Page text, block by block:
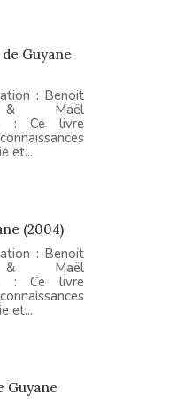
Guyane
: Benoit
Maël
: Ce livre
et...
(2004)
: Benoit
Maël
: Ce livre
et...
Guyane